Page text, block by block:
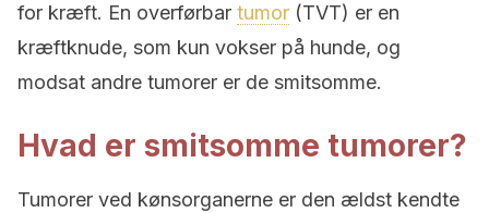
for kræft. En overførbar tumor (TVT) er en
kræftknude, som kun vokser på hunde, og
modsat andre tumorer er de smitsomme.
Hvad er smitsomme tumorer?
Tumorer ved kønsorganerne er den ældst kendte